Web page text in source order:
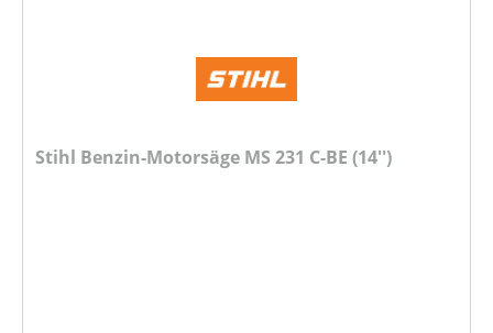
Stihl Benzin-Motorsäge MS 231 C-BE (14'')